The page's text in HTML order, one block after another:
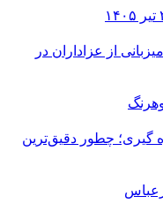
از عزاداران در
گیری؛ چطور دقیق‌ترین